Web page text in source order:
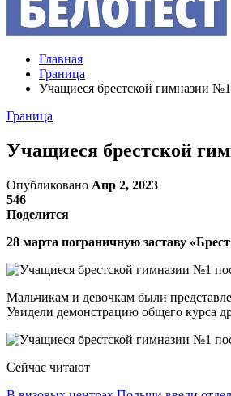
Главная
Граница
Учащиеся брестской гимназии
Граница
Учащиеся брестской
Опубликовано Апр 2, 2023
546
Поделится
28 марта пограничную заставу
Мальчикам и девочкам были
Увидели демонстрацию общего курса
Сейчас читают